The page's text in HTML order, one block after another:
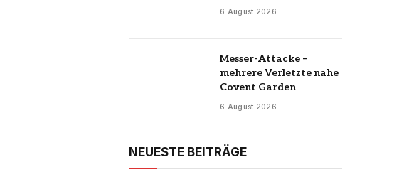
6 August 2026
Messer-Attacke –
mehrere Verletzte nahe
Covent Garden
6 August 2026
NEUESTE BEITRÄGE